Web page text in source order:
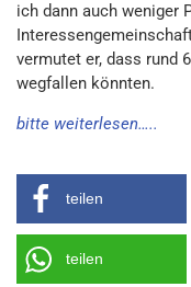
ich dann auch weniger
vermutet er, dass rund
wegfallen könnten.
bitte weiterlesen…..
teilen
teilen